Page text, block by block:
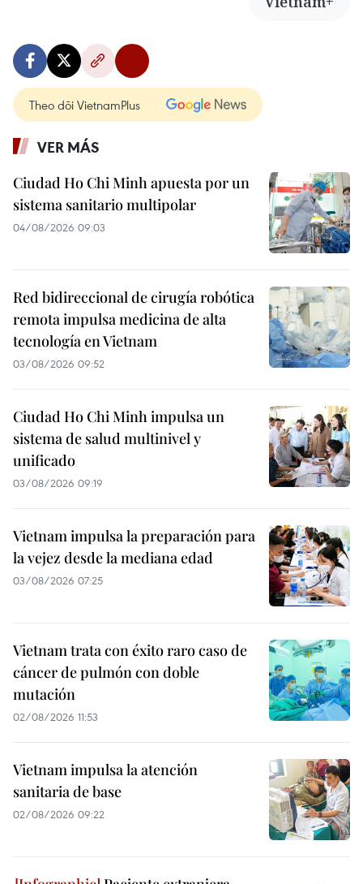
Theo dõi VietnamPlus
VER MÁS
Ciudad Ho Chi Minh apuesta por un
sistema sanitario multipolar
04/08/2026 09:03
Red bidireccional de cirugía robótica
remota impulsa medicina de alta
tecnología en Vietnam
03/08/2026 09:52
Ciudad Ho Chi Minh impulsa un
sistema de salud multinivel y
unificado
03/08/2026 09:19
Vietnam impulsa la preparación para
la vejez desde la mediana edad
03/08/2026 07:25
Vietnam trata con éxito raro caso de
cáncer de pulmón con doble
mutación
02/08/2026 11:53
Vietnam impulsa la atención
sanitaria de base
02/08/2026 09:22